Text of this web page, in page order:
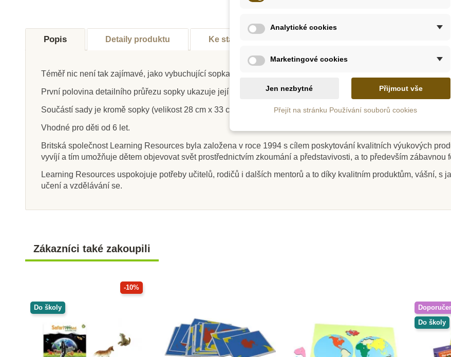
Doporučené
Do školy
Skladem
Sentosphere Chemická
laboratoř
1 327 Kč1 475 Kč
Do školy
Skladem
Learning Resources
Experimenty - Magnet
Movers, 39 ks
563 Kč626 Kč
Do školy
Na dotaz
Sentosphere Vyrob si
sám - mýdlo
797 Kč885 Kč 1
Popis Detaily produktu Ke stažení
Téměř nic není tak zajímavé, jako vybuchující sopka přímo ve vašem dětském pokojíčku. Zkoumejte a užívejte si
První polovina detailního průřezu sopky ukazuje její vnitřek, zatímco na druhé můžete trénovat své znalosti.
Součástí sady je kromě sopky (velikost 28 cm x 33 cm) průhledný plastový podnos (velikost 33 cm),
Vhodné pro děti od 6 let.
Britská společnost Learning Resources byla založena v roce 1994 s cílem poskytování kvalitních výukových
vyvíjí a tím umožňuje dětem objevovat svět prostřednictvím zkoumání a představivosti, a to především zábavnou
Learning Resources uspokojuje potřeby učitelů, rodičů i dalších mentorů a to díky kvalitním produktům, vášní, s
učení a vzdělávání se.
Zákazníci také zakoupili
-10%
Do školy
Do školy
Analytické cookies
Marketingové cookies
Jen nezbytné Přijmout vše
Přejít na stránku Používání souborů cookies